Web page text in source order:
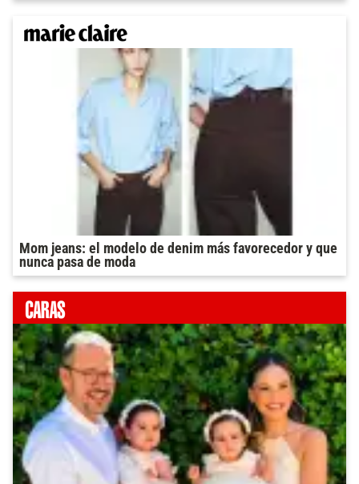
Mom jeans: el modelo de denim más favorecedor y que
nunca pasa de moda